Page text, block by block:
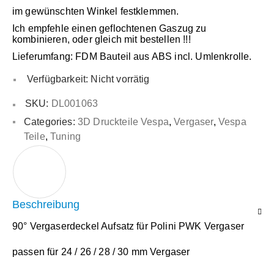
im gewünschten Winkel festklemmen.
Ich empfehle einen geflochtenen Gaszug zu
kombinieren, oder gleich mit bestellen !!!
Lieferumfang: FDM Bauteil aus ABS incl. Umlenkrolle.
Verfügbarkeit: Nicht vorrätig
SKU: DL001063
Categories: 3D Druckteile Vespa,Vergaser, Vespa
Teile,Tuning
Beschreibung
90° Vergaserdeckel Aufsatz für Polini PWK Vergaser
passen für 24 / 26 / 28 / 30 mm Vergaser